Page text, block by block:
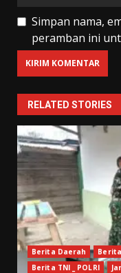
Simpan nama,
peramban ini
RELATED STORIES
Berita Daerah
Berita TNI _ POLRI